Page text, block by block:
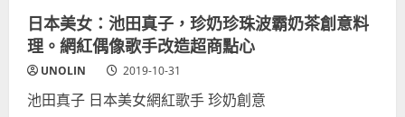
牌
表
演
道
具
梗-
高
中
物
獵
人
世
界
主
題
冰
日本美女：池田真子，珍奶珍珠波霸奶茶創意料
理。網紅偶像歌手改造超商點心
UNOLIN 2019-10-31
池田真子 日本美女網紅歌手 珍奶創意